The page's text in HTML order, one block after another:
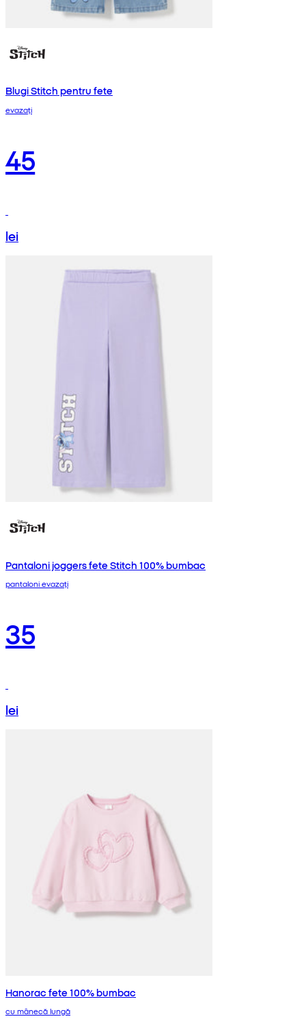
Blugi Stitch pentru fete
evazați
45
lei
Pantaloni joggers fete Stitch 100% bumbac
pantaloni evazați
35
lei
Hanorac fete 100% bumbac
cu mânecă lungă